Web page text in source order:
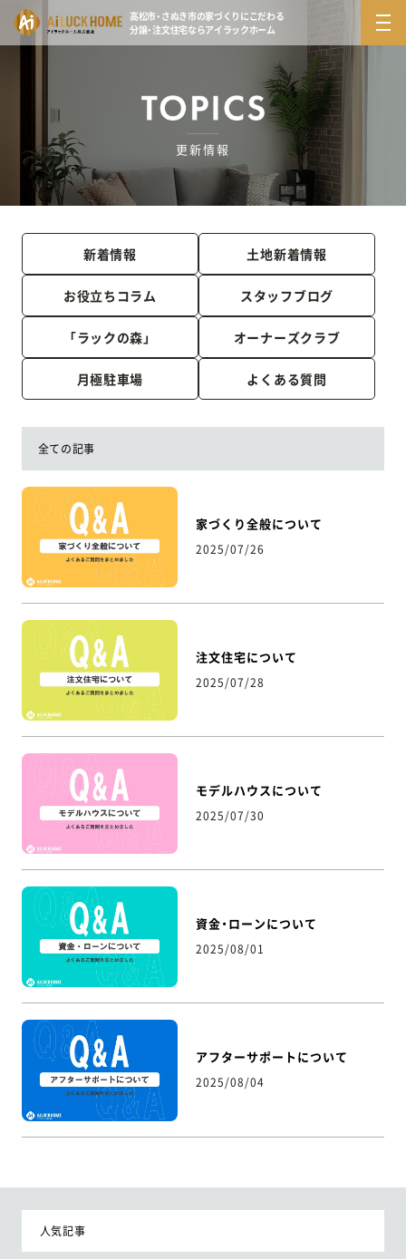
高松市・さぬき市の家づくりにこだわる
分譲・注文住宅ならアイラックホーム
更新情報
新着情報 土地新着情報
お役立ちコラム スタッフブログ
「ラックの森」 オーナーズクラブ
月極駐車場 よくある質問
全ての記事
家づくり全般について
2025/07/26
注文住宅について
2025/07/28
モデルハウスについて
2025/07/30
資金・ローンについて
2025/08/01
アフターサポートについて
2025/08/04
人気記事